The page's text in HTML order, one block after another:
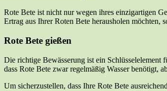
Rote Bete ist nicht nur wegen ihres einzigartigen
Ertrag aus Ihrer Roten Bete herausholen möchten,
Rote Bete gießen
Die richtige Bewässerung ist ein Schlüsselelement
dass Rote Bete zwar regelmäßig Wasser benötigt,
Um sicherzustellen, dass Ihre Rote Bete